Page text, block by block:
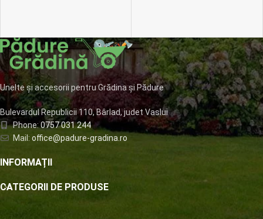
Unelte și accesorii pentru Grădina și Pădure
Bulevardul Republicii 110, Bârlad, judet Vaslui
Phone:0757 031 244
Mail: office@padure-gradina.ro
INFORMAȚII
CATEGORII DE PRODUSE